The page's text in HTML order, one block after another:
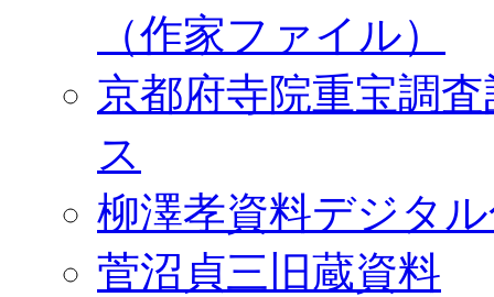
（作家ファイル）
京都府寺院重宝調
ス
柳澤孝資料デジタ
菅沼貞三旧蔵資料